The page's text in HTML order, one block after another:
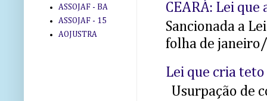
CEARÁ: Lei
Sancionada a
folha de
Lei que cria
Usurpação de
ASSOJAF - BA
ASSOJAF - 15
AOJUSTRA